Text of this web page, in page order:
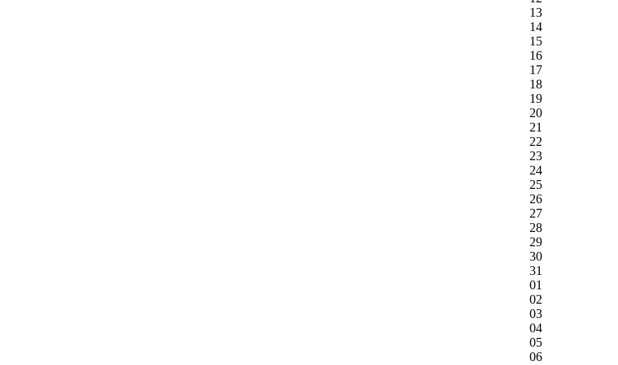
13
14
15
16
17
18
19
20
21
22
23
24
25
26
27
28
29
30
31
01
02
03
04
05
06